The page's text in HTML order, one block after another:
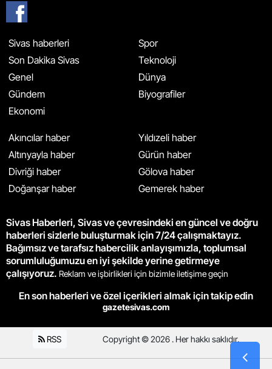
Sivas haberleri
Son Dakika Sivas
Genel
Gündem
Ekonomi
Spor
Teknoloji
Dünya
Biyografiler
Akıncılar haber
Altınyayla haber
Divriği haber
Doğanşar haber
Yıldızeli haber
Gürün haber
Gölova haber
Gemerek haber
Sivas Haberleri, Sivas ve çevresindeki en güncel ve doğru
haberleri sizlerle buluşturmak için 7/24 çalışmaktayız.
Bağımsız ve tarafsız habercilik anlayışımızla, toplumsal
sorumluluğumuzu en iyi şekilde yerine getirmeye
çalışıyoruz. Reklam ve işbirlikleri için bizimle iletişime geçin
En son haberleri ve özel içerikleri almak için takip edin
gazetesivas.com
RSS Copyright © 2026 . Her hakkı saklıdır.